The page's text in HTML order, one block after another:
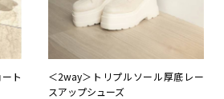
ト
＜2way＞トリプルソール厚底レー
スアップシューズ